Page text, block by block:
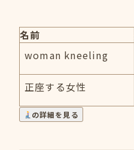
名前
woman kneeling
正座する女性
の詳細を見る